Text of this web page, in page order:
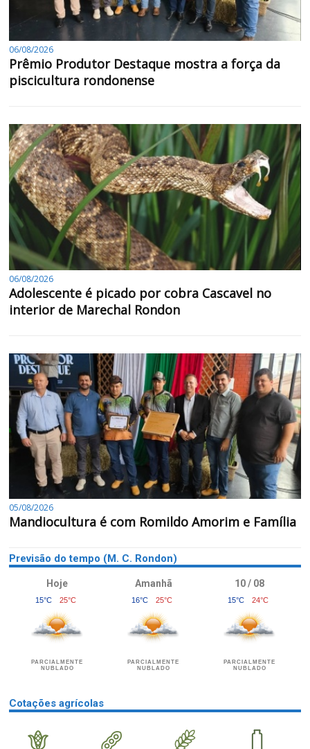
06/08/2026
Prêmio Produtor Destaque mostra a força da
piscicultura rondonense
06/08/2026
Adolescente é picado por cobra Cascavel no
interior de Marechal Rondon
05/08/2026
Mandiocultura é com Romildo Amorim e Família
Previsão do tempo (M. C. Rondon)
Hoje
15°C 25°C
PARCIALMENTE
NUBLADO
Amanhã
16°C 25°C
PARCIALMENTE
NUBLADO
10 / 08
15°C 24°C
PARCIALMENTE
NUBLADO
Cotações agrícolas